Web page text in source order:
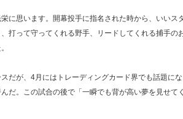
栄に思います。開幕投手に指名された時から、いい
打って守ってくれる野手、リードしてくれる捕手
だが、4月にはトレーディングカード界でも話題に
だ。この試合の後で「一瞬でも背が高い夢を見せ